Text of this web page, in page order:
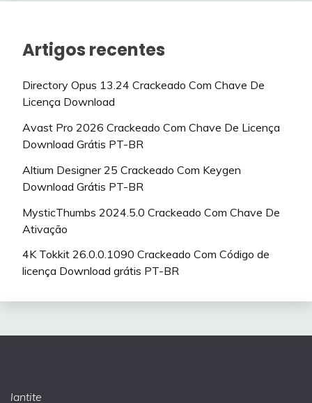
Artigos recentes
Directory Opus 13.24 Crackeado Com Chave De
Licença Download
Avast Pro 2026 Crackeado Com Chave De Licença
Download Grátis PT-BR
Altium Designer 25 Crackeado Com Keygen
Download Grátis PT-BR
MysticThumbs 2024.5.0 Crackeado Com Chave De
Ativação
4K Tokkit 26.0.0.1090 Crackeado Com Código de
licença Download grátis PT-BR
lantite